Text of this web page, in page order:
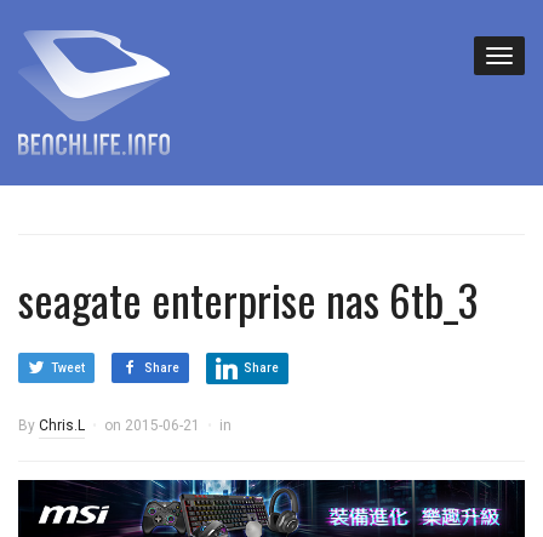
seagate enterprise nas 6tb_3
Tweet Share Share
By Chris.L on 2015-06-21 in